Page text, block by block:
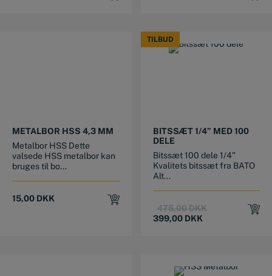
METALBOR HSS 4,3 MM
Metalbor HSS Dette
valsede HSS metalbor kan
bruges til bo...
15,00 DKK
TILBUD
TILBUD
BITSSÆT 1/4” MED 100
DELE
Bitssæt 100 dele 1/4"
Kvalitets bitssæt fra BATO
Alt...
475,00DKKOriginal
399,00 DKK
Current